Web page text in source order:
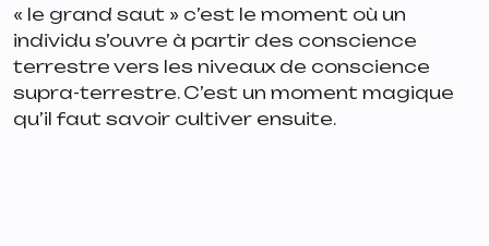
« le grand saut » c’est le moment où un
individu s’ouvre à partir des conscience
terrestre vers les niveaux de conscience
supra-terrestre. C’est un moment magique
qu’il faut savoir cultiver ensuite.